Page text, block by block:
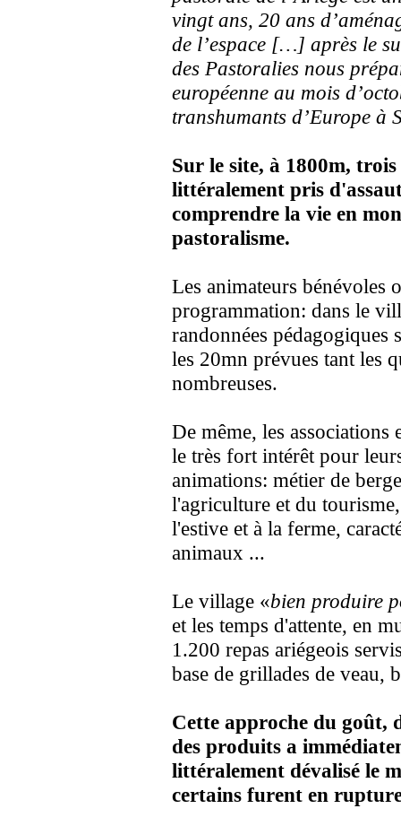
vingt ans, 20 ans
de l’espace […] après le
des Pastoralies nous
européenne au mois
transhumants d’Europe à
Sur le site, à 1800m,
littéralement pris
comprendre la vie en
pastoralisme.
Les animateurs bénévoles
programmation: dans le
randonnées
les 20mn prévues tant les
nombreuses.
De même, les
le très fort intérêt pour
animations: métier de
l'agriculture et du
l'estive et à la ferme,
animaux ...
Le village «bien produire
et les temps d'attente, en
1.200 repas ariégeois
base de grillades de veau,
Cette approche du goût,
des produits a
littéralement dévalisé le
certains furent en